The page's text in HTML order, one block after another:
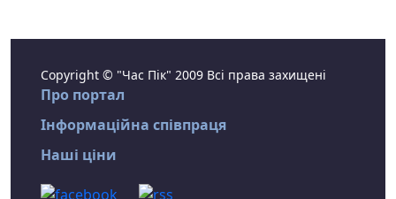
Copyright © "Час Пік" 2009 Всі права захищені
Про портал
Інформаційна співпраця
Наші ціни